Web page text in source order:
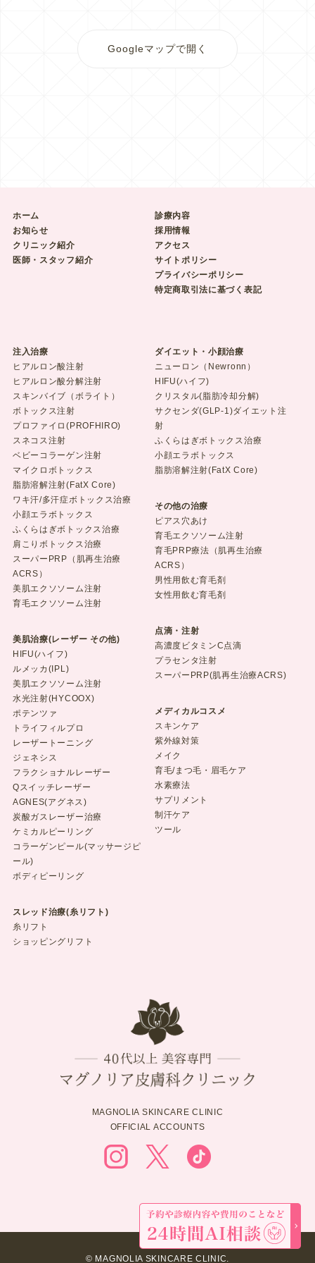
Googleマップで開く
ホーム
お知らせ
クリニック紹介
医師・スタッフ紹介
診療内容
採用情報
アクセス
サイトポリシー
プライバシーポリシー
特定商取引法に基づく表記
注入治療
ヒアルロン酸注射
ヒアルロン酸分解注射
スキンバイブ（ボライト）
ボトックス注射
プロファイロ(PROFHIRO)
スネコス注射
ベビーコラーゲン注射
マイクロボトックス
脂肪溶解注射(FatX Core)
ワキ汗/多汗症ボトックス治療
小顔エラボトックス
ふくらはぎボトックス治療
肩こりボトックス治療
スーパーPRP（肌再生治療
ACRS）
美肌エクソソーム注射
育毛エクソソーム注射
美肌治療(レーザー その他)
HIFU(ハイフ)
ルメッカ(IPL)
美肌エクソソーム注射
水光注射(HYCOOX)
ポテンツァ
トライフィルプロ
レーザートーニング
ジェネシス
フラクショナルレーザー
Qスイッチレーザー
AGNES(アグネス)
炭酸ガスレーザー治療
ケミカルピーリング
コラーゲンピール(マッサージピ
ール)
ボディピーリング
スレッド治療(糸リフト)
糸リフト
ショッピングリフト
ダイエット・小顔治療
ニューロン（Newronn）
HIFU(ハイフ)
クリスタル(脂肪冷却分解)
サクセンダ(GLP-1)ダイエット注
射
ふくらはぎボトックス治療
小顔エラボトックス
脂肪溶解注射(FatX Core)
その他の治療
ピアス穴あけ
育毛エクソソーム注射
育毛PRP療法（肌再生治療
ACRS）
男性用飲む育毛剤
女性用飲む育毛剤
点滴・注射
高濃度ビタミンC点滴
プラセンタ注射
スーパーPRP(肌再生治療ACRS)
メディカルコスメ
スキンケア
紫外線対策
メイク
育毛/まつ毛・眉毛ケア
水素療法
サプリメント
制汗ケア
ツール
MAGNOLIA SKINCARE CLINIC
OFFICIAL ACCOUNTS
© MAGNOLIA SKINCARE CLINIC.